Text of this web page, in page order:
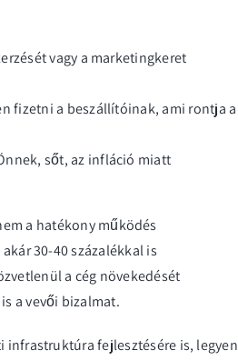
vagy a marketingkeret
fizetni a beszállítóinak, ami rontja a
sőt, az infláció miatt
a hatékony működés
30-40 százalékkal is
a cég növekedését
a vevői bizalmat.
infrastruktúra fejlesztésére is, legyen